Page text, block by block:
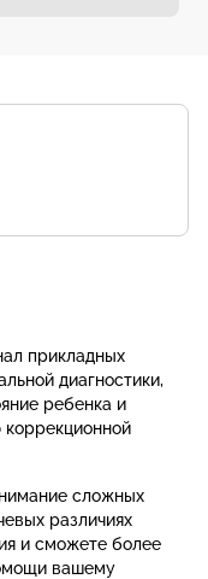
прикладных
диагностики,
ребенка и
сложных
различиях
и сможете более
вашему